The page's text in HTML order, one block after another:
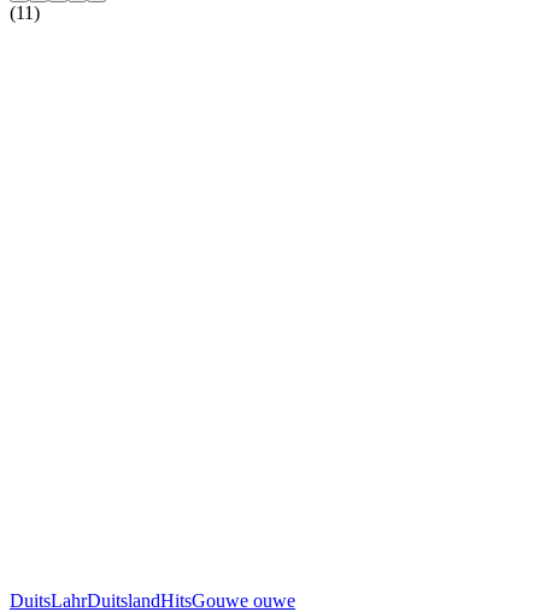
(11)
DuitsLahrDuitslandHitsGouwe ouwe